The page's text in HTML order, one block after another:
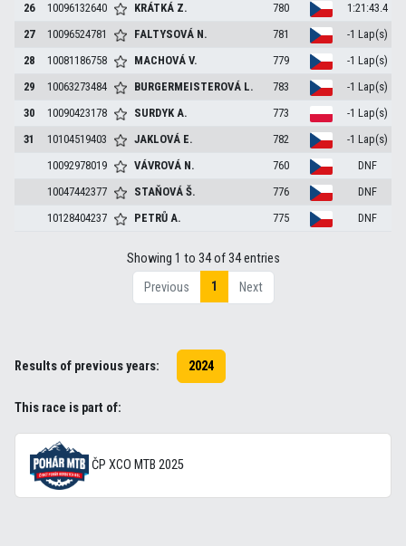
26
10096132640 KRÁTKÁ Z. 780
1:21:43.4
27
10096524781 FALTYSOVÁ N. 781
-1 Lap(s)
28
10081186758 MACHOVÁV. 779
-1 Lap(s)
29
10063273484 BURGERMEISTEROVÁ L. 783
-1 Lap(s)
30
10090423178 SURDYKA. 773
-1 Lap(s)
31
10104519403 JAKLOVÁ E. 782
-1 Lap(s)
10092978019
VÁVROVÁ N. 760
DNF
10047442377
STAŇOVÁŠ. 776
DNF
10128404237
PETRŮA. 775 DNF
Showing 1 to 34 of 34 entries
Previous
1 Next
Results of previous years: 2024
This race is part of:
ČP XCO MTB 2025